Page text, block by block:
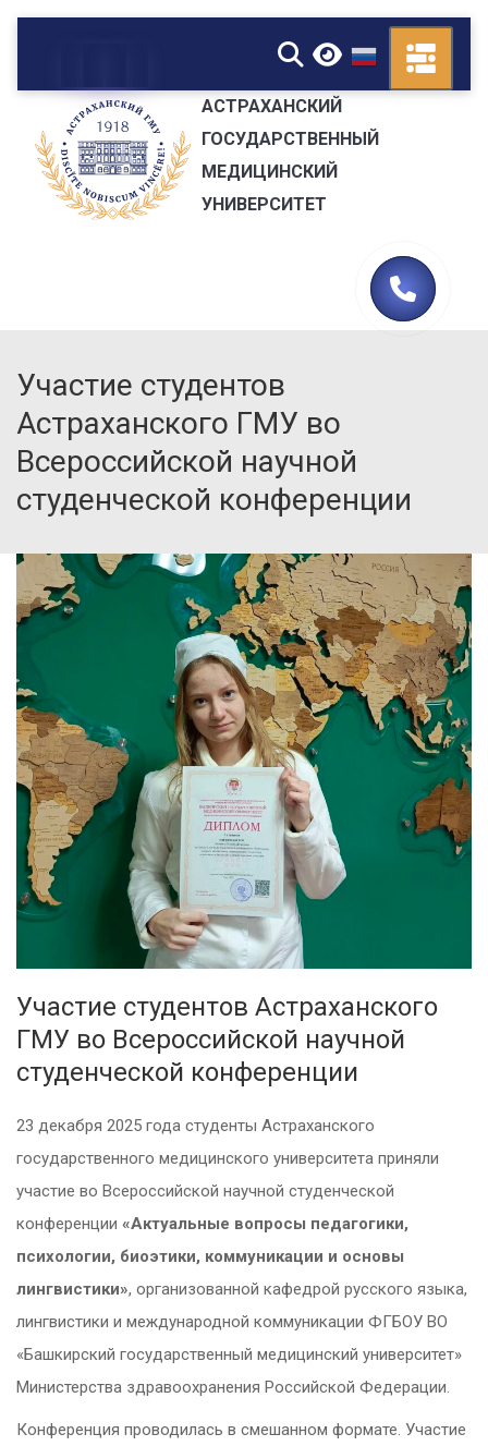
▼
АСТРАХАНСКИЙ
ГОСУДАРСТВЕННЫЙ
МЕДИЦИНСКИЙ
УНИВЕРСИТЕТ
Участие студентов
Астраханского ГМУ во
Всероссийской научной
студенческой конференции
Участие студентов Астраханского
ГМУ во Всероссийской научной
студенческой конференции
23 декабря 2025 года студенты Астраханского
государственного медицинского университета приняли
участие во Всероссийской научной студенческой
конференции «Актуальные вопросы педагогики,
психологии, биоэтики, коммуникации и основы
лингвистики», организованной кафедрой русского языка,
лингвистики и международной коммуникации ФГБОУ ВО
«Башкирский государственный медицинский университет»
Министерства здравоохранения Российской Федерации.
Конференция проводилась в смешанном формате. Участие